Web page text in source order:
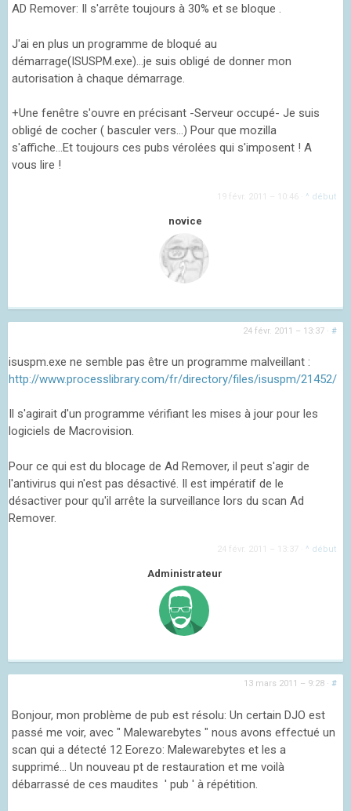
AD Remover: Il s'arrête toujours à 30% et se bloque .
J'ai en plus un programme de bloqué au
démarrage(ISUSPM.exe)...je suis obligé de donner mon
autorisation à chaque démarrage.
+Une fenêtre s'ouvre en précisant -Serveur occupé- Je suis
obligé de cocher ( basculer vers...) Pour que mozilla
s'affiche...Et toujours ces pubs vérolées qui s'imposent ! A
vous lire !
19 févr. 2011 – 10:46 ^ début
novice
24 févr. 2011 – 13:37 · #
isuspm.exe ne semble pas être un programme malveillant :
http://www.processlibrary.com/fr/directory/files/isuspm/21452/
Il s'agirait d'un programme vérifiant les mises à jour pour les
logiciels de Macrovision.
Pour ce qui est du blocage de Ad Remover, il peut s'agir de
l'antivirus qui n'est pas désactivé. Il est impératif de le
désactiver pour qu'il arrête la surveillance lors du scan Ad
Remover.
24 févr. 2011 – 13:37 ^ début
Administrateur
13 mars 2011 – 9:28 · #
Bonjour, mon problème de pub est résolu: Un certain DJO est
passé me voir, avec " Malewarebytes " nous avons effectué un
scan qui a détecté 12 Eorezo: Malewarebytes et les a
supprimé... Un nouveau pt de restauration et me voilà
débarrassé de ces maudites ' pub ' à répétition.